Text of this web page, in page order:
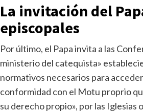
La invitación del
episcopales
Por último, el Papa invita a las
ministerio del catequista»
normativos necesarios para
conformidad con el Motu proprio
su derecho propio», por las Iglesias